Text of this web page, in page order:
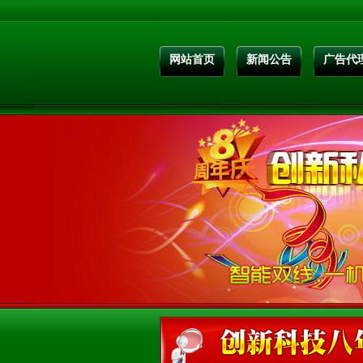
网站首页 新闻公告 广告代